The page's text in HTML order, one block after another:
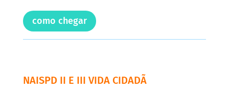
como chegar
NAISPD II E III VIDA CIDADÃ